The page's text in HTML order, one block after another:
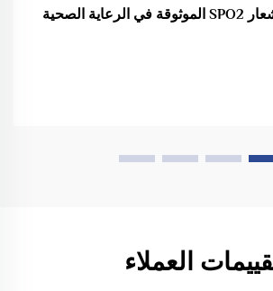
أهمية أجهزة استشعار SPO2 الموثوقة في الرعاية الصحية
العملاء